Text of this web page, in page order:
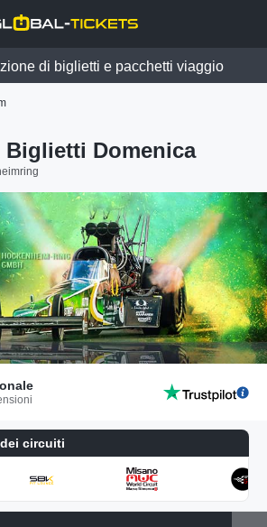
di biglietti e pacchetti viaggio
Biglietti Domenica
circuiti